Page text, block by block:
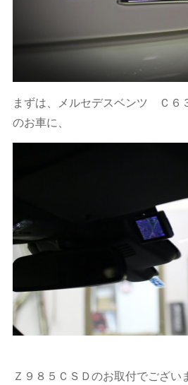
まずは、メルセデスベンツ Ｃ６
のお車に、
Ｚ９８５ＣＳＤのお取付でござい